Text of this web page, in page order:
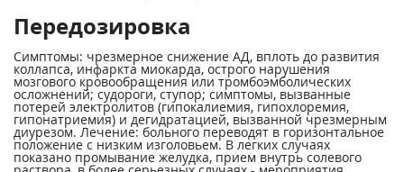
Передозировка
Симптомы: чрезмерное снижение АД, вплоть до развития
коллапса, инфаркта миокарда, острого нарушения
мозгового кровообращения или тромбоэмболических
осложнений; судороги, ступор; симптомы, вызванные
потерей электролитов (гипокалиемия, гипохлоремия,
гипонатриемия) и дегидратацией, вызванной чрезмерным
диурезом. Лечение: больного переводят в горизонтальное
положение с низким изголовьем. В легких случаях
показано промывание желудка, прием внутрь солевого